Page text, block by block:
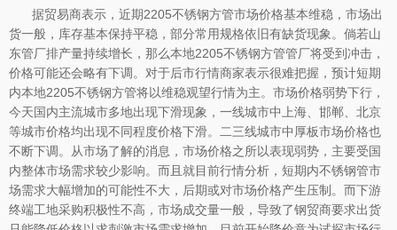
据贸易商表示，近期2205不锈钢方管市场价格基本维稳，市场出
货一般，库存基本保持平稳，部分常用规格依旧有缺货现象。倘若山
东管厂排产量持续增长，那么本地2205不锈钢方管管厂将受到冲击，
价格可能还会略有下调。对于后市行情商家表示很难把握，预计短期
内本地2205不锈钢方管将以维稳观望行情为主。市场价格弱势下行，
今天国内主流城市多地出现下滑现象，一线城市中上海、邯郸、北京
等城市价格均出现不同程度价格下滑。二三线城市中厚板市场价格也
不断下调。从市场了解的消息，市场价格之所以表现弱势，主要受国
内整体市场需求较少影响。而且就目前行情分析，短期内不锈钢管市
场需求大幅增加的可能性不大，后期或对市场价格产生压制。而下游
终端工地采购积极性不高，市场成交量一般，导致了钢贸商要求出货